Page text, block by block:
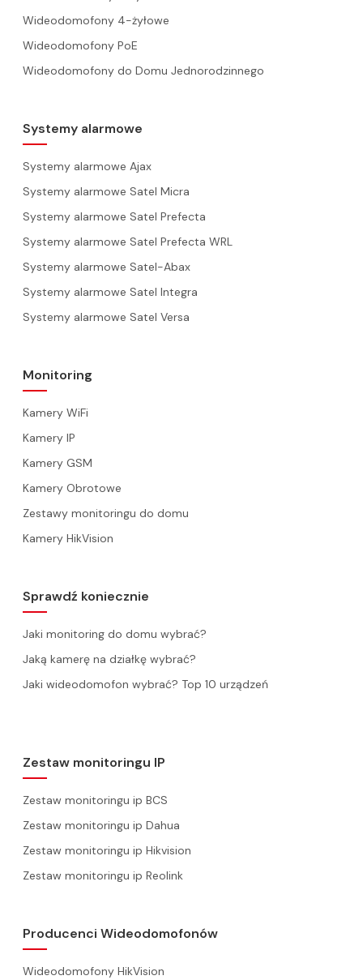
Wideodomofony 4-żyłowe
Wideodomofony PoE
Wideodomofony do Domu Jednorodzinnego
Systemy alarmowe
Systemy alarmowe Ajax
Systemy alarmowe Satel Micra
Systemy alarmowe Satel Prefecta
Systemy alarmowe Satel Prefecta WRL
Systemy alarmowe Satel-Abax
Systemy alarmowe Satel Integra
Systemy alarmowe Satel Versa
Monitoring
Kamery WiFi
Kamery IP
Kamery GSM
Kamery Obrotowe
Zestawy monitoringu do domu
Kamery HikVision
Sprawdź koniecznie
Jaki monitoring do domu wybrać?
Jaką kamerę na działkę wybrać?
Jaki wideodomofon wybrać? Top 10 urządzeń
Zestaw monitoringu IP
Zestaw monitoringu ip BCS
Zestaw monitoringu ip Dahua
Zestaw monitoringu ip Hikvision
Zestaw monitoringu ip Reolink
Producenci Wideodomofonów
Wideodomofony HikVision